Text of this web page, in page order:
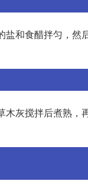
盐和食醋拌匀，然
灰搅拌后煮熟，